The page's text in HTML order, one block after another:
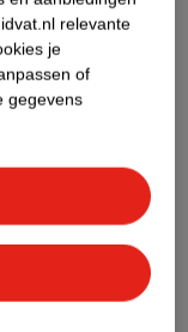
op het milieu.
op het milieu.
relevante
je
of
gegevens